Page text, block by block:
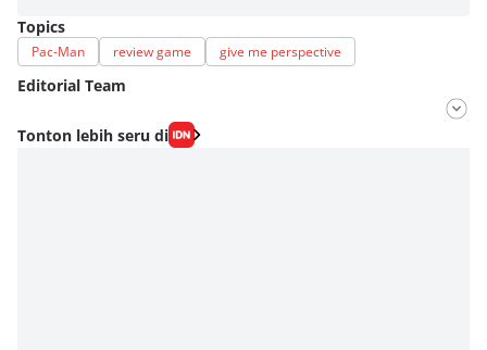
Topics
Pac-Man review game give me perspective
Editorial Team
Editor
Fahrul Razi Uni Nurullah
Tonton lebih seru di